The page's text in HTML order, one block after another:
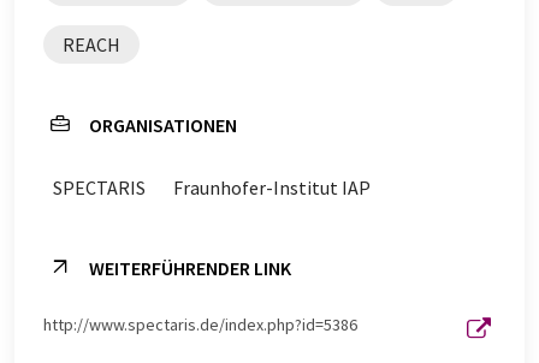
REACH
ORGANISATIONEN
SPECTARIS Fraunhofer-Institut IAP
WEITERFÜHRENDER LINK
http://www.spectaris.de/index.php?id=5386